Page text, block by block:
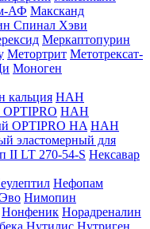
АФ Максканд
Спинал Хэви
Меркаптопурин
Метортрит Метотрексат-
Моноген
кальция НАН
НАН
OPTIPRO HA НАН
эластомерный для
II LT 270-54-S Нексавар
Нефопам
Нимопин
Нонфеник Норадреналин
Нутилис Нутриген